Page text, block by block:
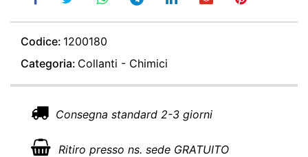
Codice: 1200180
Categoria: Collanti - Chimici
Consegna standard 2-3 giorni
Ritiro presso ns. sede GRATUITO